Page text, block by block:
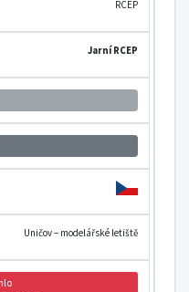
RCEP
Jarní RCEP
se k informaci o otevření
Uničov – modelářské letiště